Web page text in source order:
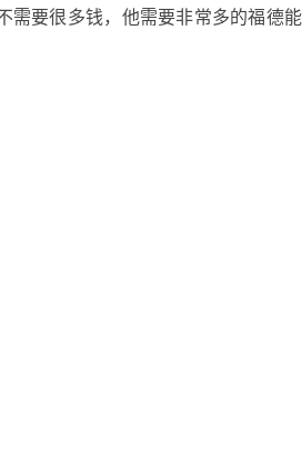
需要很多钱，他需要非常多的福德能